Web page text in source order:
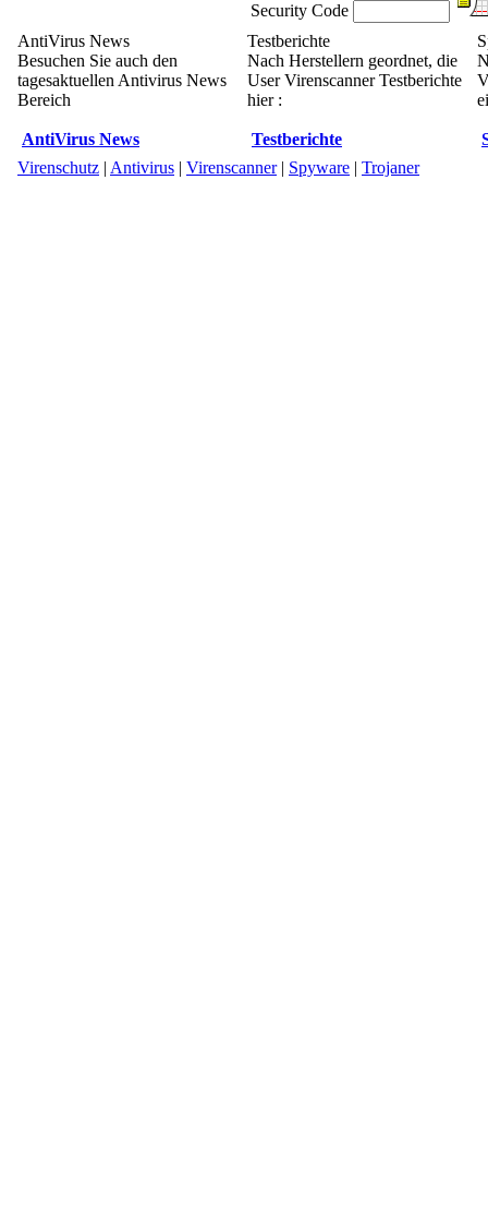
Security Code
AntiVirus News
Besuchen Sie auch den
tagesaktuellen Antivirus News
Bereich
AntiVirus News
Testberichte
Nach Herstellern geordnet, die
User Virenscanner Testberichte
hier :
Testberichte
Virenschutz | Antivirus | Virenscanner| Spyware | Trojaner